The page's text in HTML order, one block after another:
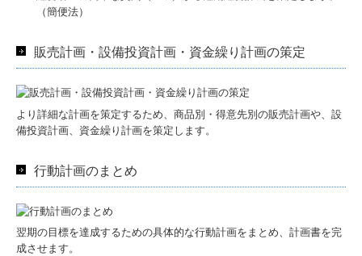
（簡便法）
販売計画・設備投資計画・資金繰り計画の策定
より詳細な計画を策定するため、商品別・得意先別の販売計画や、設
備投資計画、資金繰り計画を策定します。
行動計画のまとめ
翌期の目標を達成するための具体的な行動計画をまとめ、計画書を完
成させます。